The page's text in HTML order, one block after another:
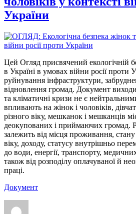
України
Цей Огляд присвячений екологічній
в Україні в умовах війни росії проти
руйнування інфраструктури,
відновлення громад. Документ
та кліматичні кризи не є
впливають на жінок і чоловіків,
різного віку, мешканок і мешканців
деокупованих і приймаючих громад.
залежить від місця проживання, стану
віку, доходу, статусу внутрішньо
до води, енергії, транспорту,
також від розподілу оплачуваної й
праці.
Документ